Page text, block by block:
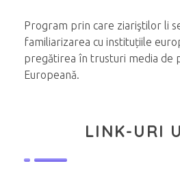
Program prin care ziariştilor li
familiarizarea cu instituțiile
pregătirea în trusturi media de
Europeană.
LINK-URI